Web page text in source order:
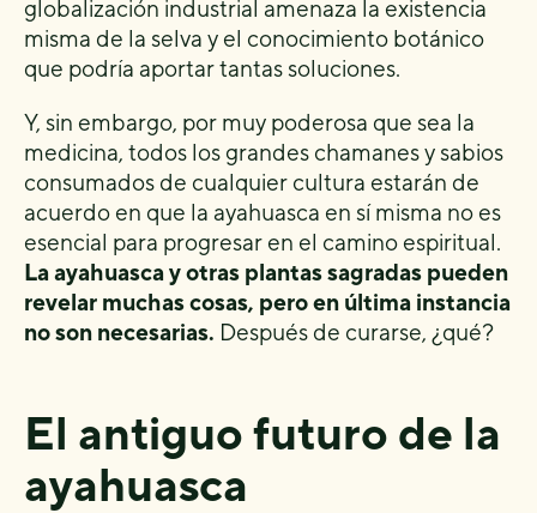
globalización industrial amenaza la existencia
misma de la selva y el conocimiento botánico
que podría aportar tantas soluciones.
Y, sin embargo, por muy poderosa que sea la
medicina, todos los grandes chamanes y sabios
consumados de cualquier cultura estarán de
acuerdo en que la ayahuasca en sí misma no es
esencial para progresar en el camino espiritual.
La ayahuasca y otras plantas sagradas pueden
revelar muchas cosas, pero en última instancia
no son necesarias. Después de curarse, ¿qué?
El antiguo futuro de la
ayahuasca